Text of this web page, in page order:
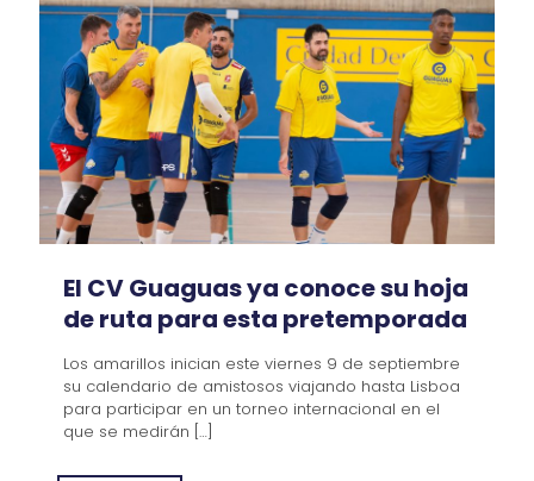
El CV Guaguas ya conoce su hoja
de ruta para esta pretemporada
Los amarillos inician este viernes 9 de septiembre
su calendario de amistosos viajando hasta Lisboa
para participar en un torneo internacional en el
que se medirán […]